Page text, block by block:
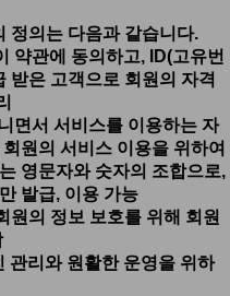
정의는 다음과 같습니다.
관에 동의하고, ID(고유번
은 고객으로 회원의 자격
서 서비스를 이용하는 자
의 서비스 이용을 위하여
영문자와 숫자의 조합으로,
발급, 이용 가능
의 정보 보호를 위해 회원
리와 원활한 운영을 위하